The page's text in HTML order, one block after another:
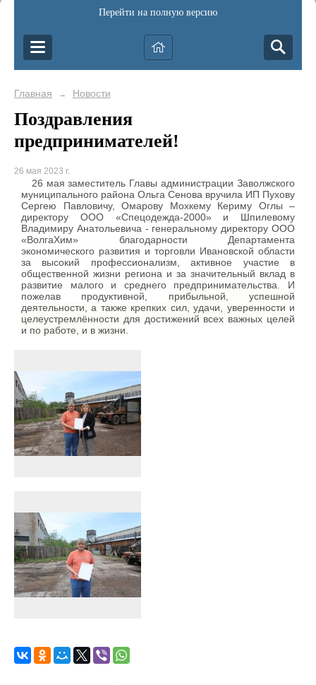
Перейти на полную версию
Главная → Новости
Поздравления
предпринимателей!
26 мая 2023 г.
26 мая заместитель Главы администрации Заволжского
муниципального района Ольга Сенова вручила ИП Пухову
Сергею Павловичу, Омарову Мохкему Кериму Оглы –
директору ООО «Спецодежда-2000» и Шпилевому
Владимиру Анатольевича - генеральному директору ООО
«ВолгаХим» благодарности Департамента
экономического развития и торговли Ивановской области
за высокий профессионализм, активное участие в
общественной жизни региона и за значительный вклад в
развитие малого и среднего предпринимательства. И
пожелав продуктивной, прибыльной, успешной
деятельности, а также крепких сил, удачи, уверенности и
целеустремлённости для достижений всех важных целей
и по работе, и в жизни.